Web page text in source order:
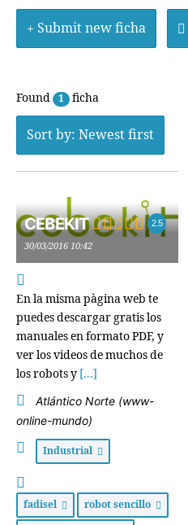
Submit new ficha
Found 1 ficha
Sort by: Newest first
CEBEKIT 2.5
30/03/2016 10:42
En la misma pàgina web te
puedes descargar gratis los
manuales en formato PDF, y
ver los videos de muchos de
los robots y [...]
Atlántico Norte (www-
online-mundo)
Industrial
fadisel robot sencillo